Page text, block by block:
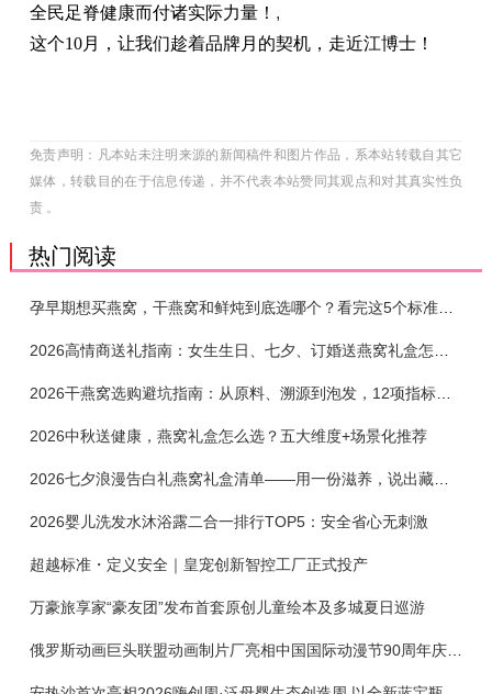
全民足脊健康而付诸实际力量！ ,
这个10月，让我们趁着品牌月的契机，走近江博士！
免责声明：凡本站未注明来源的新闻稿件和图片作品，系本站转载自其它
媒体，转载目的在于信息传递，并不代表本站赞同其观点和对其真实性负
责 。
热门阅读
孕早期想买燕窝，干燕窝和鲜炖到底选哪个？看完这5个标准再下单
2026干燕窝选购避坑指南：从原料、溯源到泡发，12项指标判断靠谱燕窝
2026中秋送健康，燕窝礼盒怎么选？五大维度+场景化推荐
2026七夕浪漫告白礼燕窝礼盒清单——用一份滋养，说出藏在心底的爱
2026婴儿洗发水沐浴露二合一排行TOP5：安全省心无刺激
超越标准・定义安全｜皇宠创新智控工厂正式投产
万豪旅享家“豪友团”发布首套原创儿童绘本及多城夏日巡游
俄罗斯动画巨头联盟动画制片厂亮相中国国际动漫节90周年庆开启中国之旅新篇章